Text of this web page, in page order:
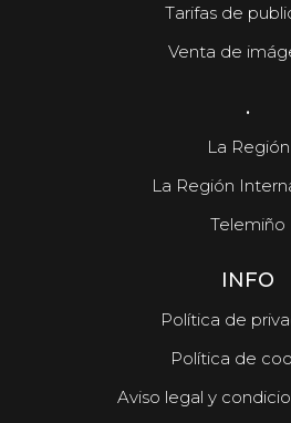
Tarifas de
Venta de
.
La Región
La Región
Telemiño
INFO
Política de
Política de
Aviso legal y